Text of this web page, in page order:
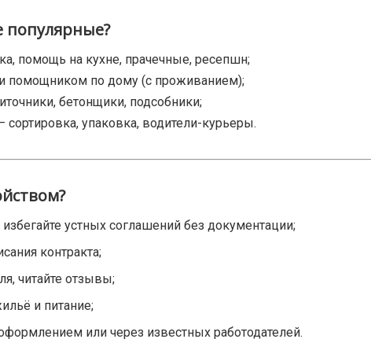
популярные?
помощь на кухне, прачечные, ресепшн;
помощником по дому (с проживанием);
бетонщики, подсобники;
сортировка, упаковка, водители-курьеры.
устных соглашений без документации;
контракта;
читайте отзывы;
и питание;
или через известных работодателей.